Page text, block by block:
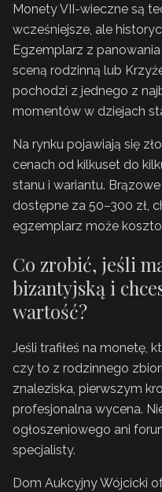
Monety VII-wieczne są
wcześniejsze, ale
Egzemplarz z
sceną rodzinną lub
pochodzi z jednego z
momentów w dziejach
Na rynku pojawiają się
cenach od kilkuset do
stanu i wariantu.
dostępne za 50–300 zł,
egzemplarz może
Co zrobić, jeśli
bizantyjską i
wartość?
Jeśli trafiłeś na monetę,
czy to z rodzinnego
znaleziska, pierwszym
profesjonalna wycena.
ogłoszeniowego ani
specjalisty.
Dom Aukcyjny Wójcicki